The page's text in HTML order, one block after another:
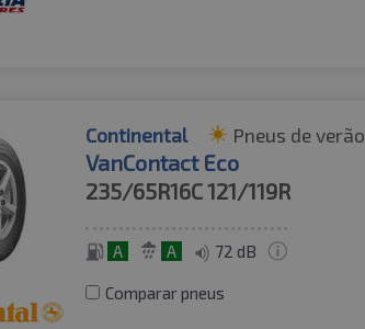
Continental Pneus de verão
VanContact Eco
235/65R16C121/119R
A A 72 dB
Comparar pneus